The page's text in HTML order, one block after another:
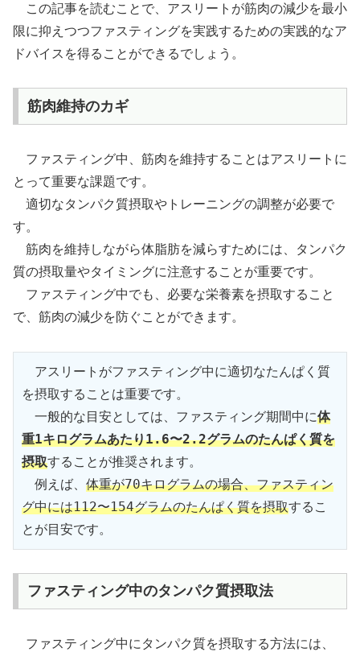
この記事を読むことで、アスリートが筋肉の減少を最小
限に抑えつつファスティングを実践するための実践的なア
ドバイスを得ることができるでしょう。
筋肉維持のカギ
ファスティング中、筋肉を維持することはアスリートに
とって重要な課題です。
適切なタンパク質摂取やトレーニングの調整が必要で
す。
筋肉を維持しながら体脂肪を減らすためには、タンパク
質の摂取量やタイミングに注意することが重要です。
ファスティング中でも、必要な栄養素を摂取すること
で、筋肉の減少を防ぐことができます。
アスリートがファスティング中に適切なたんぱく質
を摂取することは重要です。
一般的な目安としては、ファスティング期間中に体
重1キログラムあたり1.6〜2.2グラムのたんぱく質を
摂取することが推奨されます。
例えば、 体重が70キログラムの場合、ファスティン
グ中には112〜154グラムのたんぱく質を摂取するこ
とが目安です。
ファスティング中のタンパク質摂取法
ファスティング中にタンパク質を摂取する方法には、